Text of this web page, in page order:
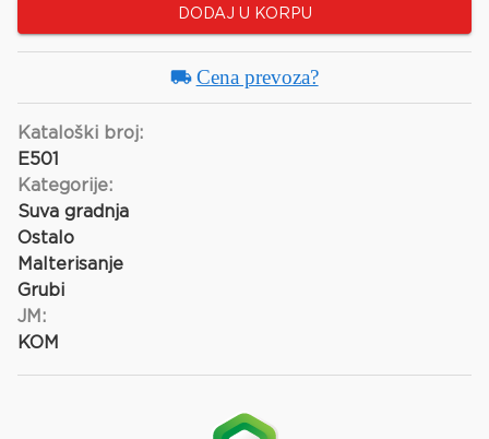
DODAJ U KORPU
Cena prevoza?
Kataloški broj:
E501
Kategorije:
Suva gradnja
Ostalo
Malterisanje
Grubi
JM:
KOM